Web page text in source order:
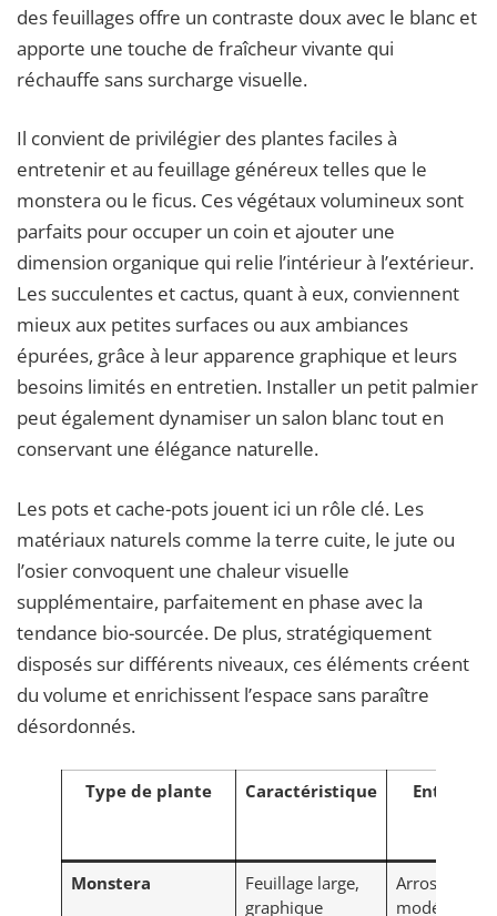
des feuillages offre un contraste doux avec le blanc et
apporte une touche de fraîcheur vivante qui
réchauffe sans surcharge visuelle.
Il convient de privilégier des plantes faciles à
entretenir et au feuillage généreux telles que le
monstera ou le ficus. Ces végétaux volumineux sont
parfaits pour occuper un coin et ajouter une
dimension organique qui relie l’intérieur à l’extérieur.
Les succulentes et cactus, quant à eux, conviennent
mieux aux petites surfaces ou aux ambiances
épurées, grâce à leur apparence graphique et leurs
besoins limités en entretien. Installer un petit palmier
peut également dynamiser un salon blanc tout en
conservant une élégance naturelle.
Les pots et cache-pots jouent ici un rôle clé. Les
matériaux naturels comme la terre cuite, le jute ou
l’osier convoquent une chaleur visuelle
supplémentaire, parfaitement en phase avec la
tendance bio-sourcée. De plus, stratégiquement
disposés sur différents niveaux, ces éléments créent
du volume et enrichissent l’espace sans paraître
désordonnés.
Type de plante Caractéristique Entretien
Monstera
Feuillage large,
graphique
Arrosage
modéré,